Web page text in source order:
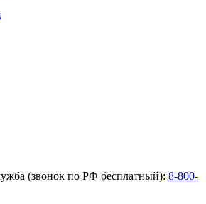
(звонок по РФ бесплатный): 8-800-